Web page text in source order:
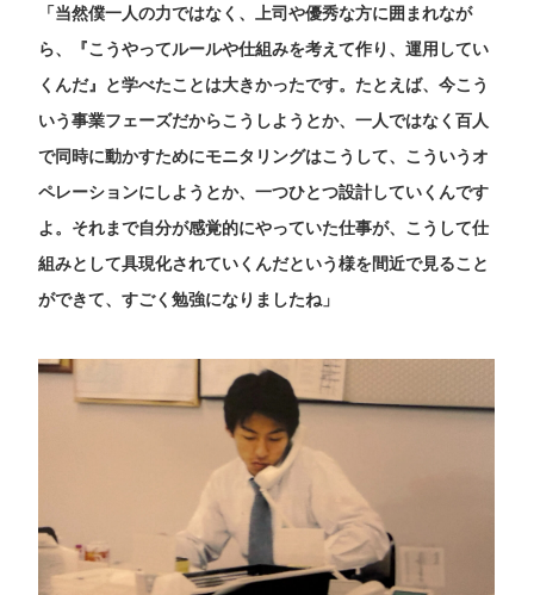
「当然僕一人の力ではなく、上司や優秀な方に囲まれなが
ら、『こうやってルールや仕組みを考えて作り、運用してい
くんだ』と学べたことは大きかったです。たとえば、今こう
いう事業フェーズだからこうしようとか、一人ではなく百人
で同時に動かすためにモニタリングはこうして、こういうオ
ペレーションにしようとか、一つひとつ設計していくんです
よ。それまで自分が感覚的にやっていた仕事が、こうして仕
組みとして具現化されていくんだという様を間近で見ること
ができて、すごく勉強になりましたね」